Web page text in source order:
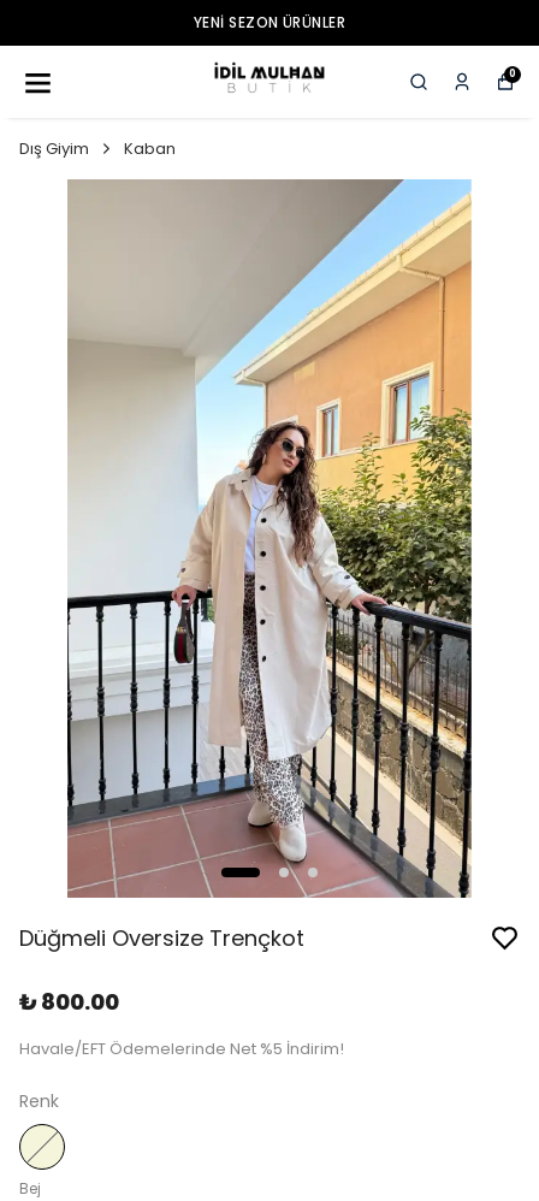
YENI SEZON ÜRÜNLER
0
Dış Giyim Kaban
Düğmeli Oversize Trençkot
₺ 800.00
Havale/EFT Ödemelerinde Net %5 İndirim!
Renk
Bej